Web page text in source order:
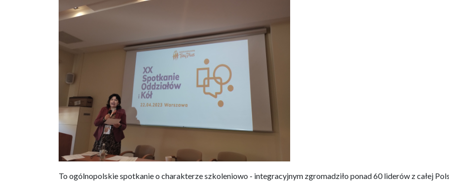
To ogólnopolskie spotkanie o charakterze szkoleniowo - integracyjnym zgromadziło ponad 60 liderów z całej